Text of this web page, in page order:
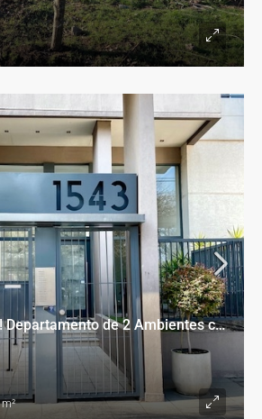
OPORTUNIDAD!!! Departamento de 2 Ambientes con Cochera en Banfield Este
m²